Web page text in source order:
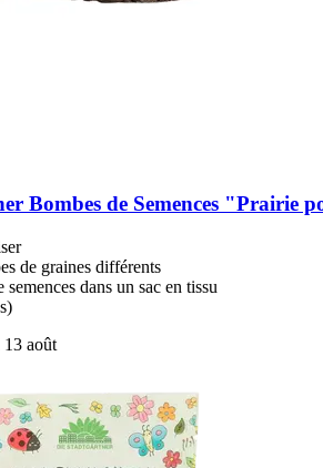
Bombes de Semences "Prairie
de graines différents
semences dans un sac en tissu
août